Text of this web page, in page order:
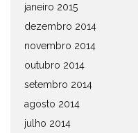
janeiro 2015
dezembro 2014
novembro 2014
outubro 2014
setembro 2014
agosto 2014
julho 2014